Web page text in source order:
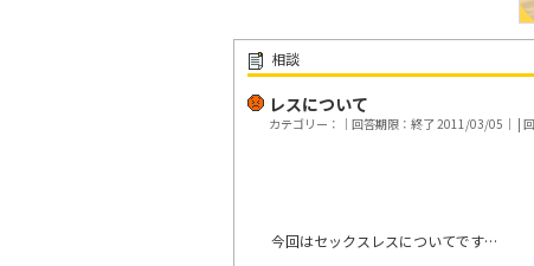
相談
レスについて
カテゴリー：｜回答期限：終了 2011/03/05｜ |
今回はセックスレスについてです…